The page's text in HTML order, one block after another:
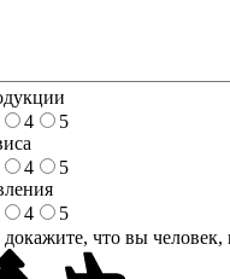
4
5
4
5
4
5
что вы человек,